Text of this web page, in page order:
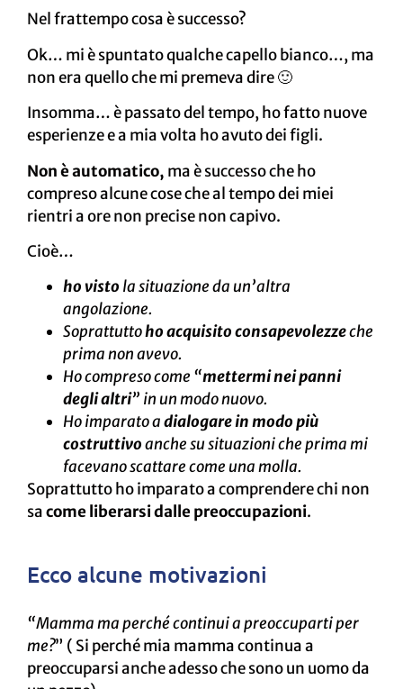
Nel frattempo cosa è successo?
Ok… mi è spuntato qualche capello bianco…, ma
non era quello che mi premeva dire 🙂
Insomma… è passato del tempo, ho fatto nuove
esperienze e a mia volta ho avuto dei figli.
Non è automatico, ma è successo che ho
compreso alcune cose che al tempo dei miei
rientri a ore non precise non capivo.
Cioè…
ho visto la situazione da un’altra
angolazione.
Soprattuttoho acquisito consapevolezzeche
prima non avevo.
Ho compreso come “mettermi nei panni
degli altri” in un modo nuovo.
Ho imparato adialogare in modo più
costruttivoanche su situazioni che prima mi
facevano scattare come una molla.
Soprattutto ho imparato a comprendere chi non
sacome liberarsi dalle preoccupazioni.
Ecco alcune motivazioni
“Mamma ma perché continui a preoccuparti per
me?” ( Si perché mia mamma continua a
preoccuparsi anche adesso che sono un uomo da